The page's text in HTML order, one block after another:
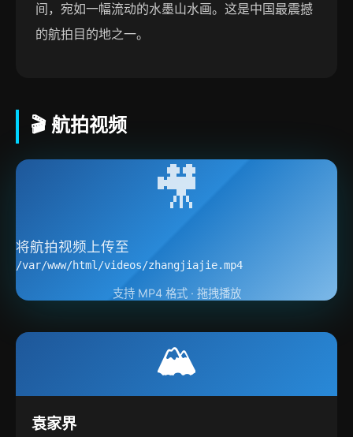
间，宛如一幅流动的水墨山水画。这是中国最震撼
的航拍目的地之一。
🎬 航拍视频
🎥
将航拍视频上传至
/var/www/html/videos/zhangjiajie.mp4
支持 MP4 格式 · 拖拽播放
🏔️
袁家界